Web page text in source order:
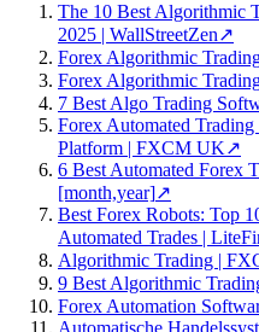
The 10 Best Algorithmic
2025 | WallStreetZen↗
Forex Algorithmic
Forex Algorithmic
7 Best Algo Trading
Forex Automated
Platform | FXCM UK↗
6 Best Automated Forex
[month,year]↗
Best Forex Robots: Top
Automated Trades |
Algorithmic Trading |
9 Best Algorithmic
Forex Automation